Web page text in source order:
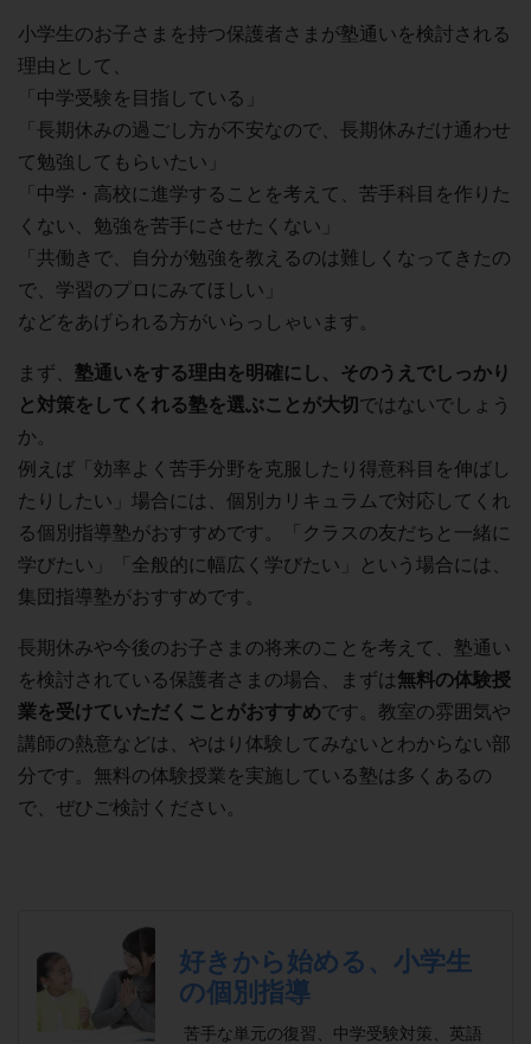
小学生のお子さまを持つ保護者さまが塾通いを検討される
理由として、
「中学受験を目指している」
「長期休みの過ごし方が不安なので、長期休みだけ通わせ
て勉強してもらいたい」
「中学・高校に進学することを考えて、苦手科目を作りた
くない、勉強を苦手にさせたくない」
「共働きで、自分が勉強を教えるのは難しくなってきたの
で、学習のプロにみてほしい」
などをあげられる方がいらっしゃいます。
まず、 塾通いをする理由を明確にし、そのうえでしっかり
と対策をしてくれる塾を選ぶことが大切 ではないでしょう
か。
例えば「効率よく苦手分野を克服したり得意科目を伸ばし
たりしたい」場合には、個別カリキュラムで対応してくれ
る個別指導塾がおすすめです。「クラスの友だちと一緒に
学びたい」「全般的に幅広く学びたい」という場合には、
集団指導塾がおすすめです。
長期休みや今後のお子さまの将来のことを考えて、塾通い
を検討されている保護者さまの場合、まずは無料の体験授
業を受けていただくことがおすすめです。教室の雰囲気や
講師の熱意などは、やはり体験してみないとわからない部
分です。無料の体験授業を実施している塾は多くあるの
で、ぜひご検討ください。
好きから始める、小学生
の個別指導
苦手な単元の復習、中学受験対策、英語